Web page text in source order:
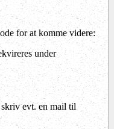
for at komme videre:
under
evt. en mail til